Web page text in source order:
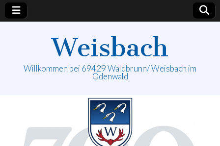
Weisbach
Willkommen bei 69429 Waldbrunn/ Weisbach im
Odenwald